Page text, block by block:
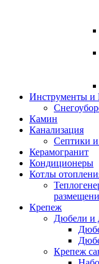
Инструменты и
Камин
Канализация
Септики и
Керамогранит
Кондиционеры
Котлы
Крепеж
Дюбели и
Крепеж